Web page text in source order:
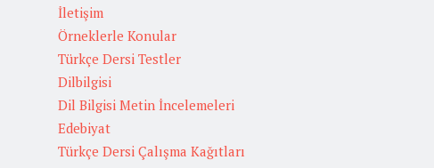
İletişim
Örneklerle Konular
Türkçe Dersi Testler
Dilbilgisi
Dil Bilgisi Metin İncelemeleri
Edebiyat
Türkçe Dersi Çalışma Kağıtları